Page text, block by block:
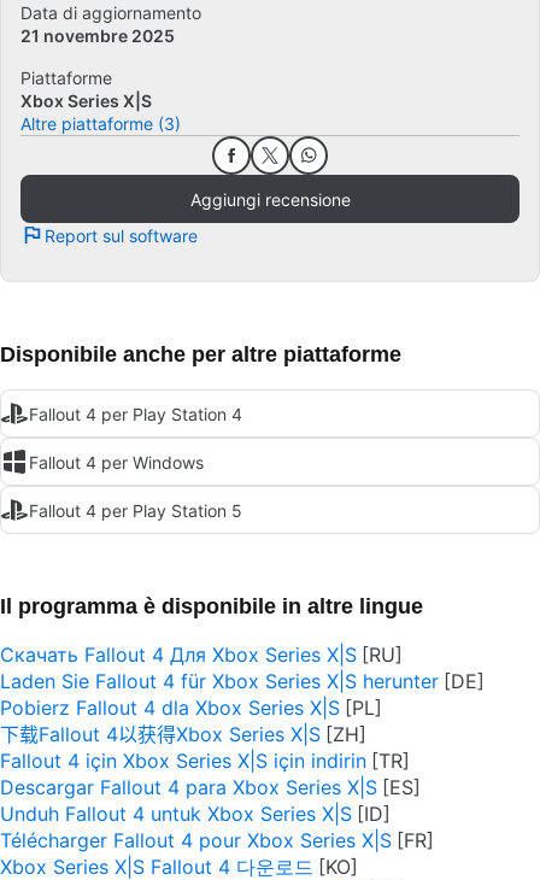
Data di aggiornamento
21 novembre 2025
Piattaforme
Xbox Series X|S
Altre piattaforme (3)
Aggiungi recensione
Report sul software
Disponibile anche per altre piattaforme
Fallout 4 per Play Station 4
Fallout 4 per Windows
Fallout 4 per Play Station 5
Il programma è disponibile in altre lingue
Скачать Fallout 4 Для Xbox Series X|S
Laden Sie Fallout 4 für Xbox Series X|S herunter
Pobierz Fallout 4 dla Xbox Series X|S
下载Fallout 4以获得Xbox Series X|S
Fallout 4 için Xbox Series X|S için indirin
Descargar Fallout 4 para Xbox Series X|S
Unduh Fallout 4 untuk Xbox Series X|S
Télécharger Fallout 4 pour Xbox Series X|S
Xbox Series X|S Fallout 4 다운로드